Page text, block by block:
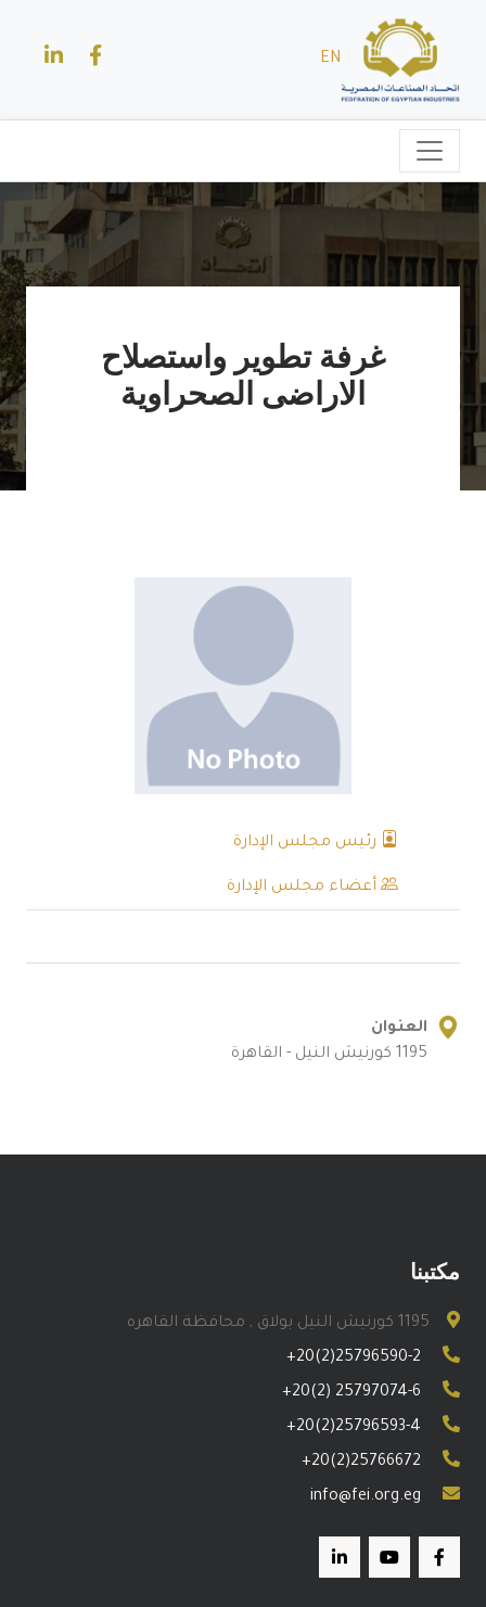
EN
غرفة تطوير واستصلاح
الاراضى الصحراوية
رئيس مجلس الإدارة
أعضاء مجلس الإدارة
العنوان
1195 كورنيش النيل - القاهرة
مكتبنا
1195 كورنيش النيل بولاق , محافظة القاهره
+20(2)25796590-2
+20(2) 25797074-6
+20(2)25796593-4
+20(2)25766672
info@fei.org.eg